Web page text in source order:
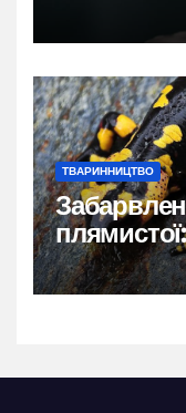
власний
ТВАРИННИЦТВО
чорному